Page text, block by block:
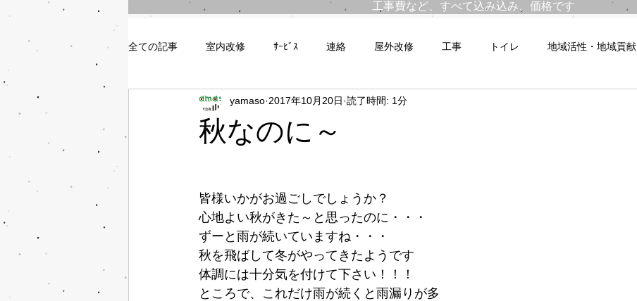
工事費など、すべて込み込み、価格です
全ての記事 室内改修 ｻｰﾋﾞｽ 連絡 屋外改修 工事 トイレ 地域活性・地域貢献
秋なのに～
yamaso 2017年10月20日 読了時間: 1分
皆様いかがお過ごしでしょうか？
心地よい秋がきた～と思ったのに・・・
ずーと雨が続いていますね・・・
秋を飛ばして冬がやってきたようです
体調には十分気を付けて下さい！！！
ところで、これだけ雨が続くと雨漏りが多